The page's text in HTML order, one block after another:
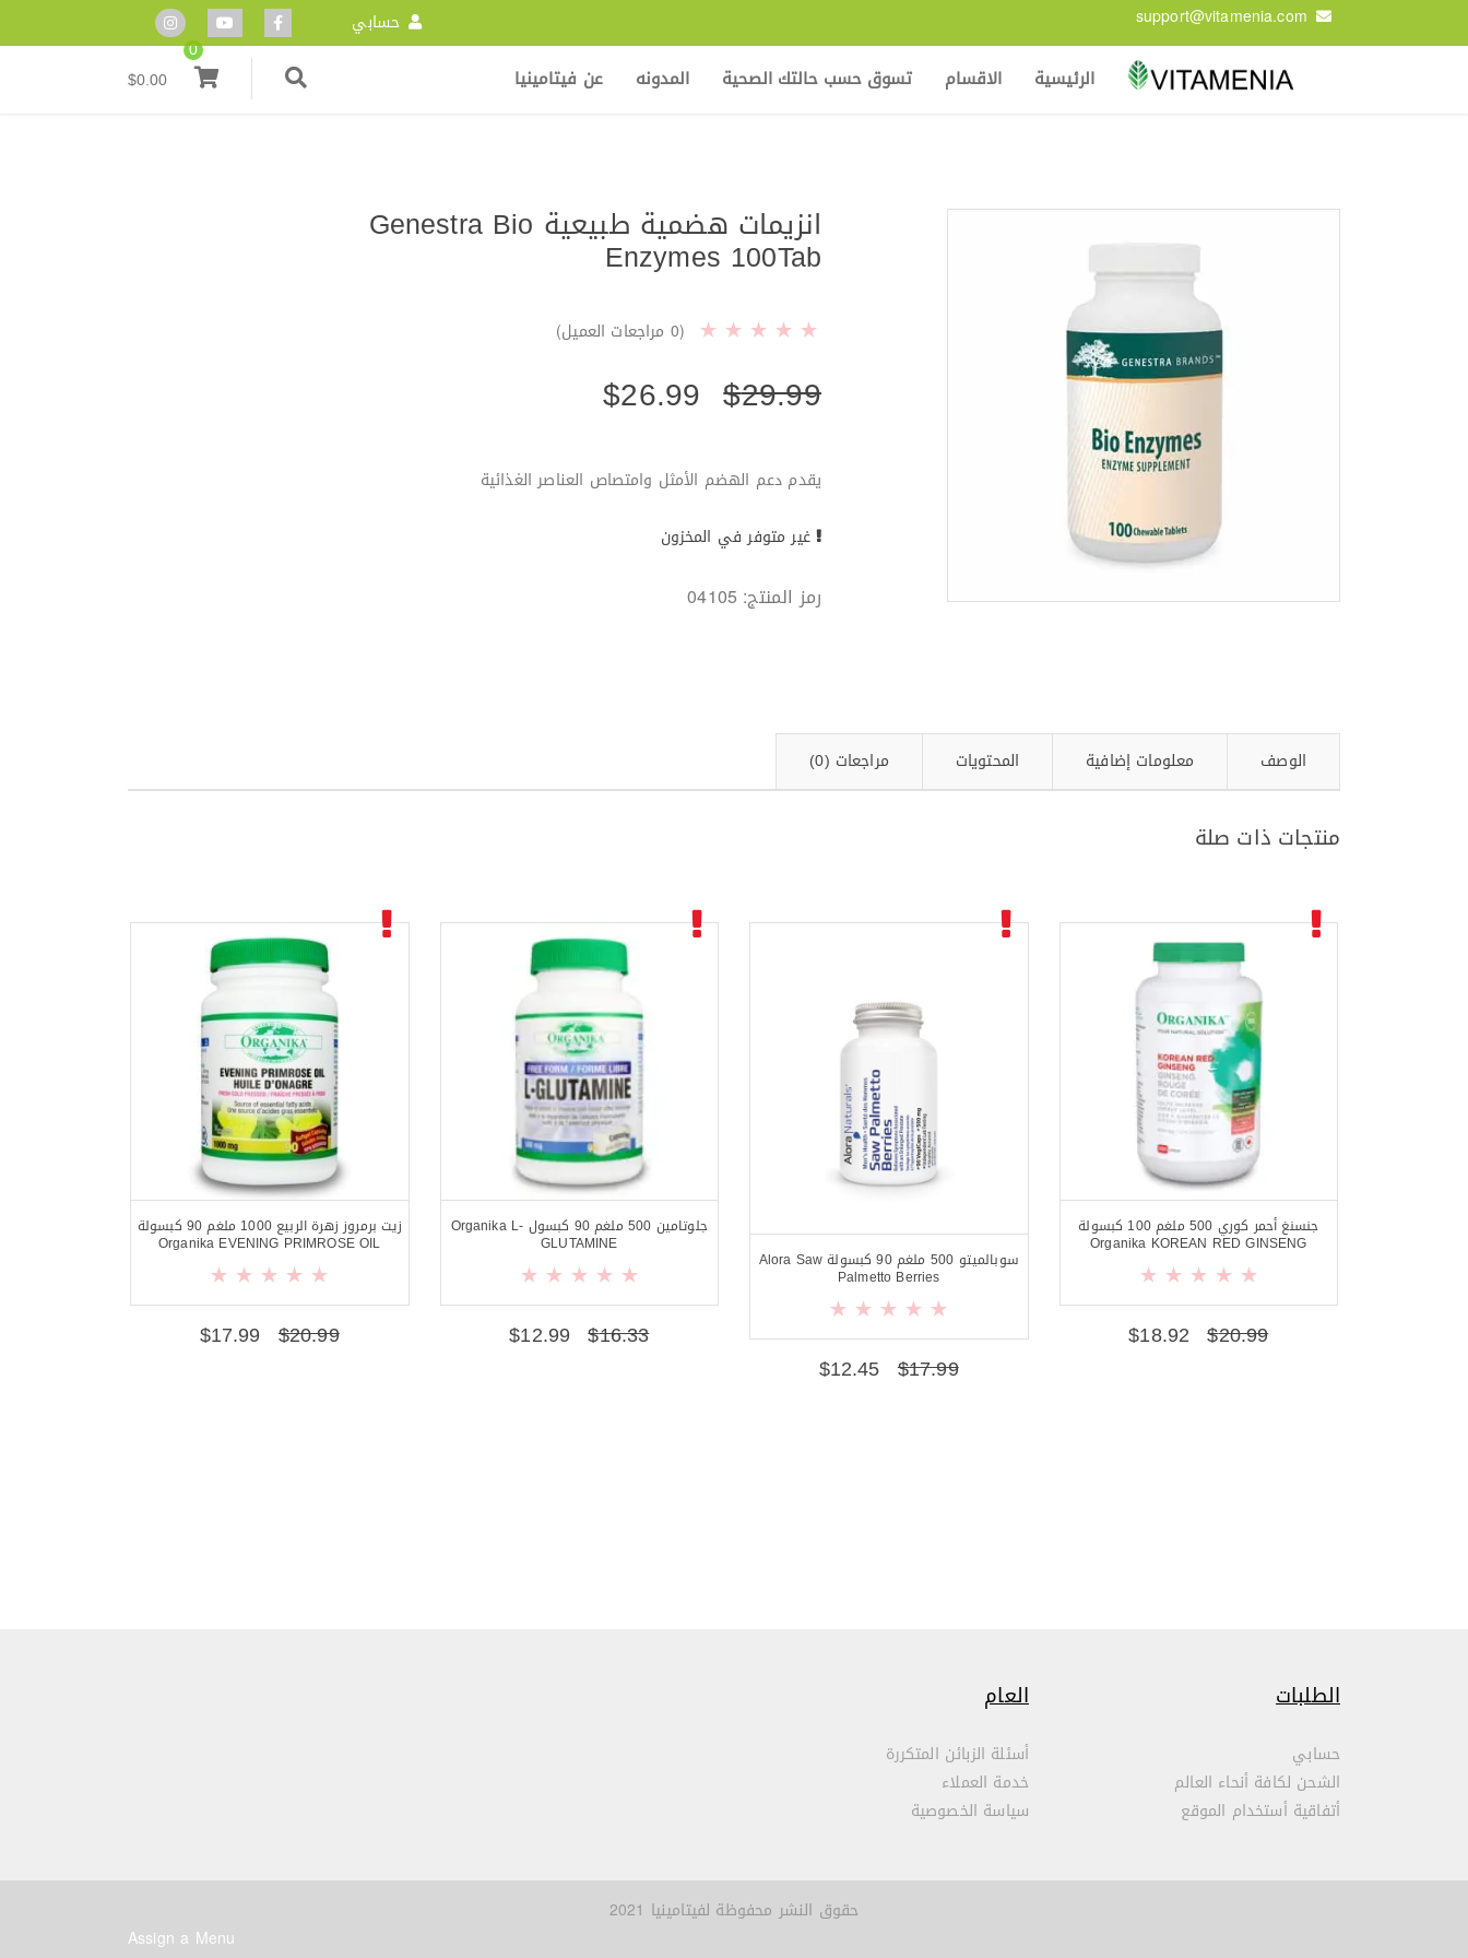
support@vitamenia.com حسابي
الرئيسية الاقسام تسوق حسب حالتك الصحية المدونه عن فيتامينيا
0
$0.00
انزيمات هضمية طبيعية Genestra Bio
Enzymes 100Tab
(
0 مراجعات العميل)
$29.99
$26.99
يقدم دعم الهضم الأمثل وامتصاص العناصر الغذائية
غير متوفر في المخزون
رمز المنتج: 04105
الوصف معلومات إضافية المحتويات مراجعات (0)
منتجات ذات صلة
جنسنغ أحمر كوري 500 ملغم 100 كبسولة
Organika KOREAN RED GINSENG
$20.99
$18.92
سوبالميتو 500 ملغم 90 كبسولة Alora Saw
Palmetto Berries
$17.99
$12.45
جلوتامين 500 ملغم 90 كبسول Organika L-
GLUTAMINE
$16.33
$12.99
زيت برمروز زهرة الربيع 1000 ملغم 90 كبسولة
Organika EVENING PRIMROSE OIL
$20.99
$17.99
الطلبات
حسابي
الشحن لكافة أنحاء العالم
أتفاقية أستخدام الموقع
العام
أسئلة الزبائن المتكررة
خدمة العملاء
سياسة الخصوصية
حقوق النشر محفوظة لفيتامينيا 2021
Assign a Menu